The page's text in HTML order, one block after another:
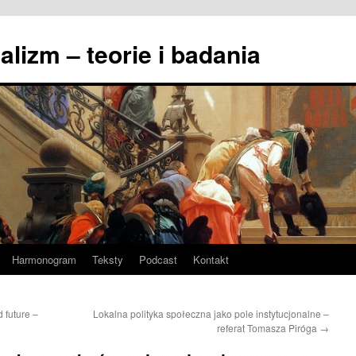
– teorie i badania
Harmonogram Teksty Podcast Kontakt
future –
Lokalna polityka społeczna jako pole instytucjonalne –
referat Tomasza Piróga →